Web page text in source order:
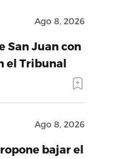
Ago 8, 2026
San Juan con
el Tribunal
Ago 8, 2026
bajar el